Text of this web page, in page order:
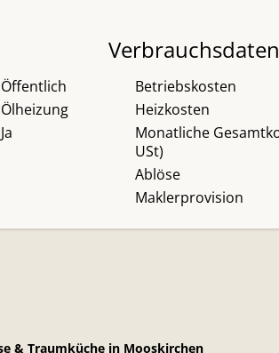
Öffentlich
Ölheizung
Ja
Betriebskosten
Heizkosten
Monatliche
USt)
Ablöse
Maklerprovision
& Traumküche in Mooskirchen